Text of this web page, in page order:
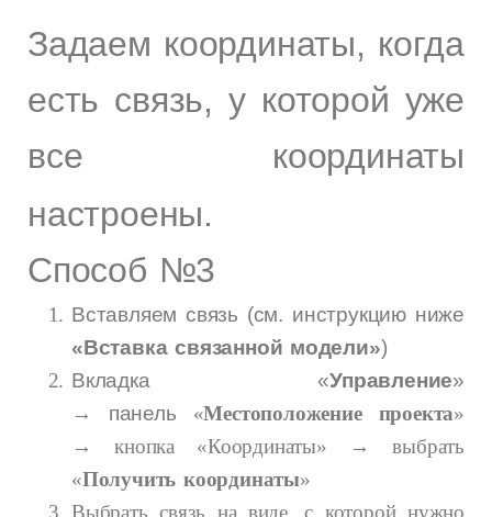
Задаем координаты, когда
есть связь, у которой уже
все координаты
настроены.
Способ №3
Вставляем связь (см. инструкцию ниже
«Вставка связанной модели»)
Вкладка «Управление»
→ панель «Местоположение проекта»
→ кнопка «Координаты» → выбрать
«Получить координаты»
Выбрать связь на виде, с которой нужно